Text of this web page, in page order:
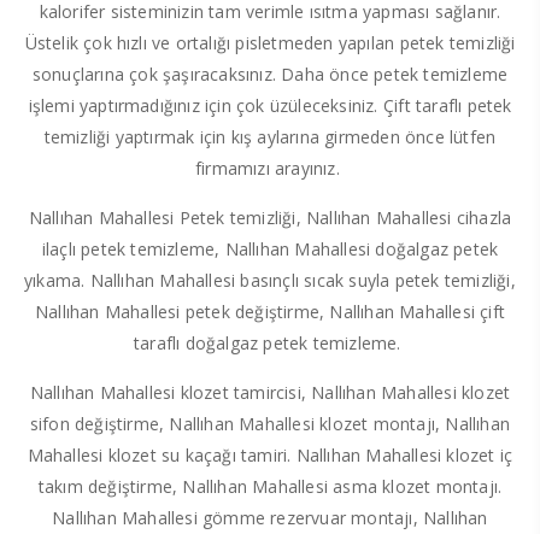
kalorifer sisteminizin tam verimle ısıtma yapması sağlanır.
Üstelik çok hızlı ve ortalığı pisletmeden yapılan petek temizliği
sonuçlarına çok şaşıracaksınız. Daha önce petek temizleme
işlemi yaptırmadığınız için çok üzüleceksiniz. Çift taraflı petek
temizliği yaptırmak için kış aylarına girmeden önce lütfen
firmamızı arayınız.
Nallıhan Mahallesi Petek temizliği, Nallıhan Mahallesi cihazla
ilaçlı petek temizleme, Nallıhan Mahallesi doğalgaz petek
yıkama. Nallıhan Mahallesi basınçlı sıcak suyla petek temizliği,
Nallıhan Mahallesi petek değiştirme, Nallıhan Mahallesi çift
taraflı doğalgaz petek temizleme.
Nallıhan Mahallesi klozet tamircisi, Nallıhan Mahallesi klozet
sifon değiştirme, Nallıhan Mahallesi klozet montajı, Nallıhan
Mahallesi klozet su kaçağı tamiri. Nallıhan Mahallesi klozet iç
takım değiştirme, Nallıhan Mahallesi asma klozet montajı.
Nallıhan Mahallesi gömme rezervuar montajı, Nallıhan